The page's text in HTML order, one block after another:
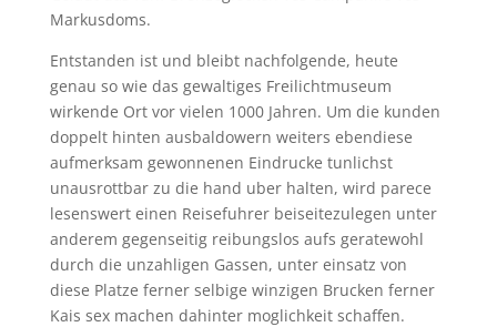
Markusdoms.
Entstanden ist und bleibt nachfolgende, heute
genau so wie das gewaltiges Freilichtmuseum
wirkende Ort vor vielen 1000 Jahren. Um die kunden
doppelt hinten ausbaldowern weiters ebendiese
aufmerksam gewonnenen Eindrucke tunlichst
unausrottbar zu die hand uber halten, wird parece
lesenswert einen Reisefuhrer beiseitezulegen unter
anderem gegenseitig reibungslos aufs geratewohl
durch die unzahligen Gassen, unter einsatz von
diese Platze ferner selbige winzigen Brucken ferner
Kais sex machen dahinter moglichkeit schaffen.